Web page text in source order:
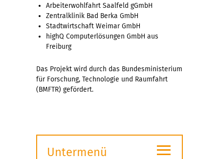
Arbeiterwohlfahrt Saalfeld gGmbH
Zentralklinik Bad Berka GmbH
Stadtwirtschaft Weimar GmbH
highQ Computerlösungen GmbH aus
Freiburg
Das Projekt wird durch das Bundesministerium
für Forschung, Technologie und Raumfahrt
(BMFTR) gefördert.
Untermenü
≡